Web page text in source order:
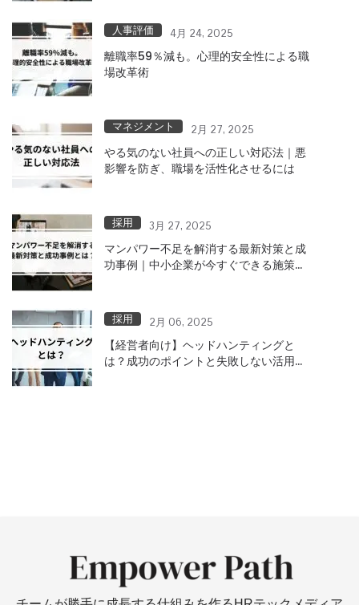
人事評価 4月 24, 2025
離職率59％減も。心理的安全性による職
場改革術
マネジメント 2月 27, 2025
やる気のない社員への正しい対応法｜悪
影響を防ぎ、職場を活性化させるには
採用 3月 27, 2025
マンパワー不足を解消する最新対策と成
功事例｜中小企業が今すぐできる施策と
採用 2月 06, 2025
【経営者向け】ヘッドハンティングと
は？成功のポイントと失敗しない活用方